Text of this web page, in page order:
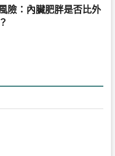
險：內臟肥胖是否比外